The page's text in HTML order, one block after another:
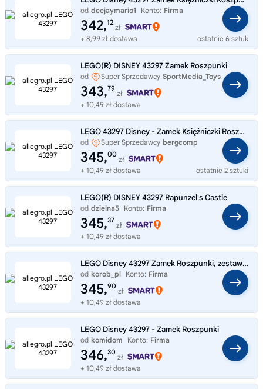
od deejaymario1 Konto: Firma
342,12
zł
+ 8,99 zł dostawa
ostatnie 6 sztuk
LEGO(R) DISNEY 43297 Zamek Roszpunki
od Super Sprzedawcy SportMedia_Toys
343,79
zł
+ 10,49 zł dostawa
LEGO 43297 Disney - Zamek Księżniczki Roszpunki
od Super Sprzedawcy bergcomp
345,00
zł
+ 10,49 zł dostawa
ostatnie 2 sztuki
LEGO(R) DISNEY 43297 Rapunzel's Castle
od dzielna5 Konto: Firma
345,37
zł
+ 10,49 zł dostawa
LEGO Disney 43297 Zamek Roszpunki, zestaw klocków 6+
od korob_pl Konto: Firma
345,90
zł
+ 10,49 zł dostawa
LEGO Disney 43297 - Zamek Roszpunki
od komidom Konto: Firma
346,30
zł
+ 10,49 zł dostawa